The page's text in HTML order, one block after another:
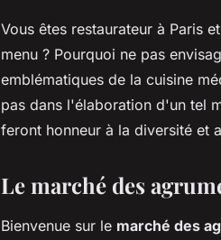
Vous êtes restaurateur à Paris
menu ? Pourquoi ne pas
emblématiques de la cuisine
pas dans l'élaboration d'un tel
feront honneur à la diversité et
Le marché des
Bienvenue sur le marché des